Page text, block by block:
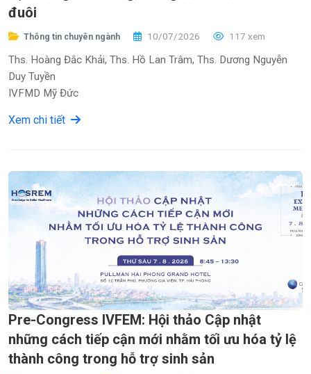
đuôi
Thông tin chuyên ngành 10/07/2026 117 xem
Ths. Hoàng Đắc Khải, Ths. Hồ Lan Trâm, Ths. Dương Nguyễn
Duy Tuyền
IVFMD Mỹ Đức
Xem chi tiết
Pre-Congress IVFEM: Hội thảo Cập nhật
những cách tiếp cận mới nhằm tối ưu hóa tỷ lệ
thành công trong hỗ trợ sinh sản